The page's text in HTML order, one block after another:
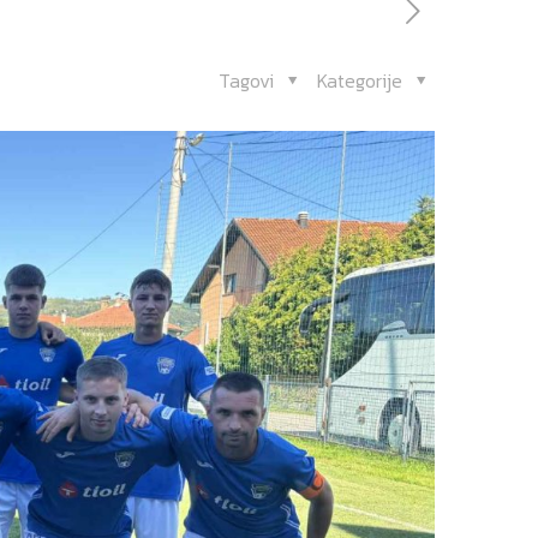
Kategorije
Tagovi